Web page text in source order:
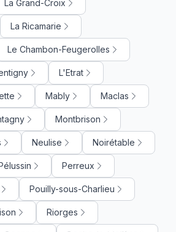
La Grand-Croix
La Ricamarie
Le Chambon-Feugerolles
L'Etrat
Mably Maclas
Montbrison
Neulise Noirétable
Perreux
Pouilly-sous-Charlieu
Riorges